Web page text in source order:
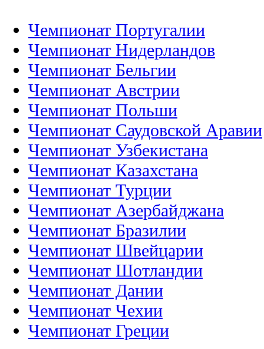
Чемпионат Португалии
Чемпионат Нидерландов
Чемпионат Бельгии
Чемпионат Австрии
Чемпионат Польши
Чемпионат Саудовской Аравии
Чемпионат Узбекистана
Чемпионат Казахстана
Чемпионат Турции
Чемпионат Азербайджана
Чемпионат Бразилии
Чемпионат Швейцарии
Чемпионат Шотландии
Чемпионат Дании
Чемпионат Чехии
Чемпионат Греции